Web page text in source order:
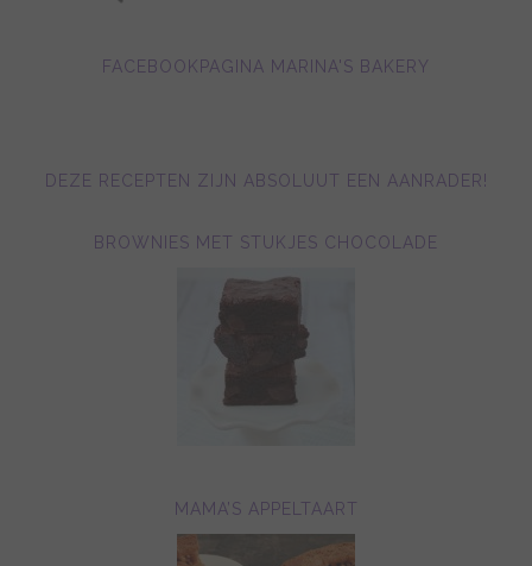
FACEBOOKPAGINA MARINA'S BAKERY
DEZE RECEPTEN ZIJN ABSOLUUT EEN AANRADER!
BROWNIES MET STUKJES CHOCOLADE
MAMA’S APPELTAART